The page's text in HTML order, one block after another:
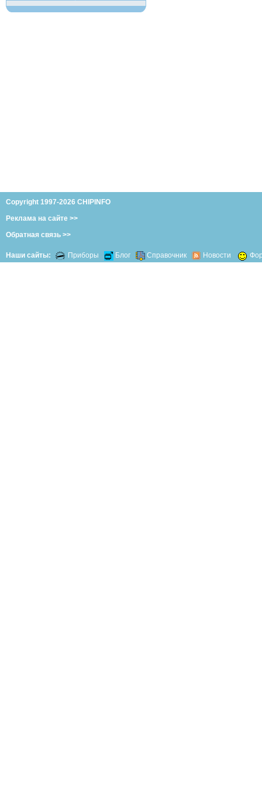
Copyright 1997-2026 CHIPINFO
Реклама на сайте >>
Обратная связь >>
Наши сайты: Приборы Блог Справочник Новости